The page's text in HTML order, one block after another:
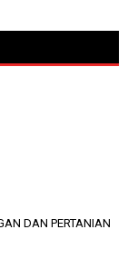
DAN PERTANIAN